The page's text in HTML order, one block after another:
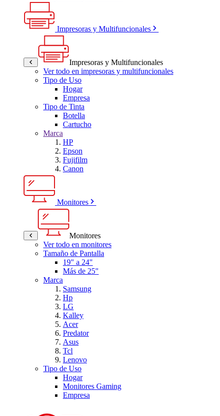
Impresoras y Multifuncionales
Impresoras y Multifuncionales
Ver todo en impresoras y multifuncionales
Tipo de Uso
Hogar
Empresa
Tipo de Tinta
Botella
Cartucho
Marca
HP
Epson
Fujifilm
Canon
Monitores
Monitores
Ver todo en monitores
Tamaño de Pantalla
19" a 24"
Más de 25"
Marca
Samsung
Hp
LG
Kalley
Acer
Predator
Asus
Tcl
Lenovo
Tipo de Uso
Hogar
Monitores Gaming
Empresa